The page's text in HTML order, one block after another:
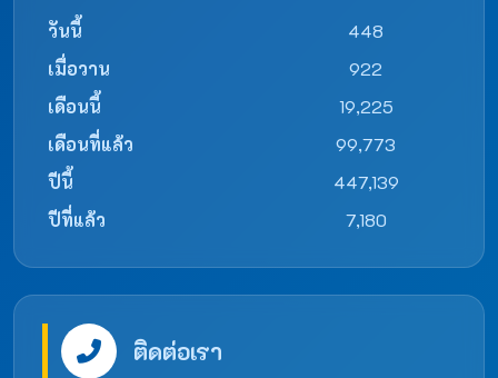
วันนี้
448
เมื่อวาน
922
เดือนนี้
19,225
เดือนที่แล้ว
99,773
ปีนี้
447,139
ปีที่แล้ว
7,180
ติดต่อเรา